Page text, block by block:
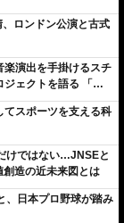
ロンドン公演と古式
楽演出を手掛けるスチ
ェクトを語る 「楽
曲線だから」
てスポーツを支える科
けではない…JNSEと
創造の近未来図とは
、日本プロ野球が踏み